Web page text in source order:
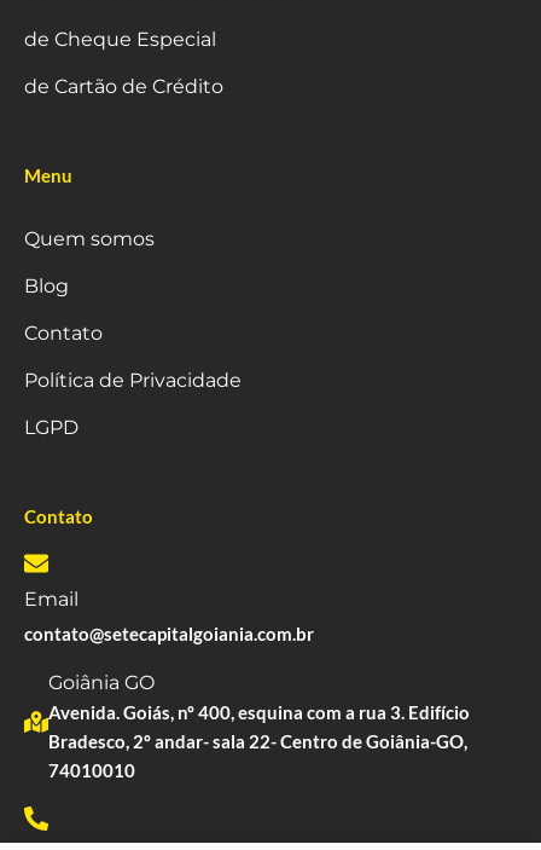
de Cheque Especial
de Cartão de Crédito
Menu
Quem somos
Blog
Contato
Política de Privacidade
LGPD
Contato
Email
contato@setecapitalgoiania.com.br
Goiânia GO
Avenida. Goiás, nº 400, esquina com a rua 3. Edifício
Bradesco, 2º andar- sala 22- Centro de Goiânia-GO,
74010010